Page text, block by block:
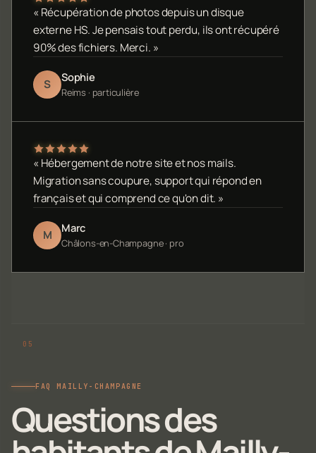
« Récupération de photos depuis un disque
externe HS. Je pensais tout perdu, ils ont récupéré
90% des fichiers. Merci. »
S Sophie
Reims · particulière
« Hébergement de notre site et nos mails.
Migration sans coupure, support qui répond en
français et qui comprend ce qu'on dit. »
M Marc
Châlons-en-Champagne · pro
FAQ MAILLY-CHAMPAGNE
Questions des